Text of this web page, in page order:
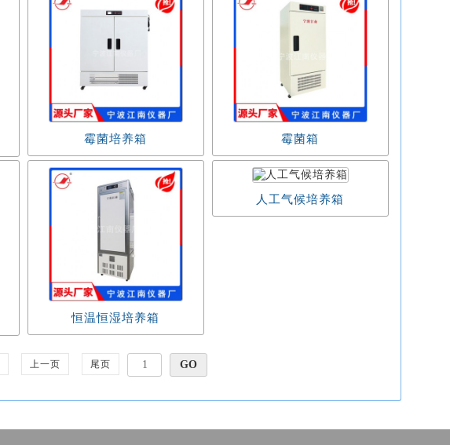
霉菌培养箱 霉菌箱
恒温恒湿培养箱
人工气候培养箱
上一页 尾页